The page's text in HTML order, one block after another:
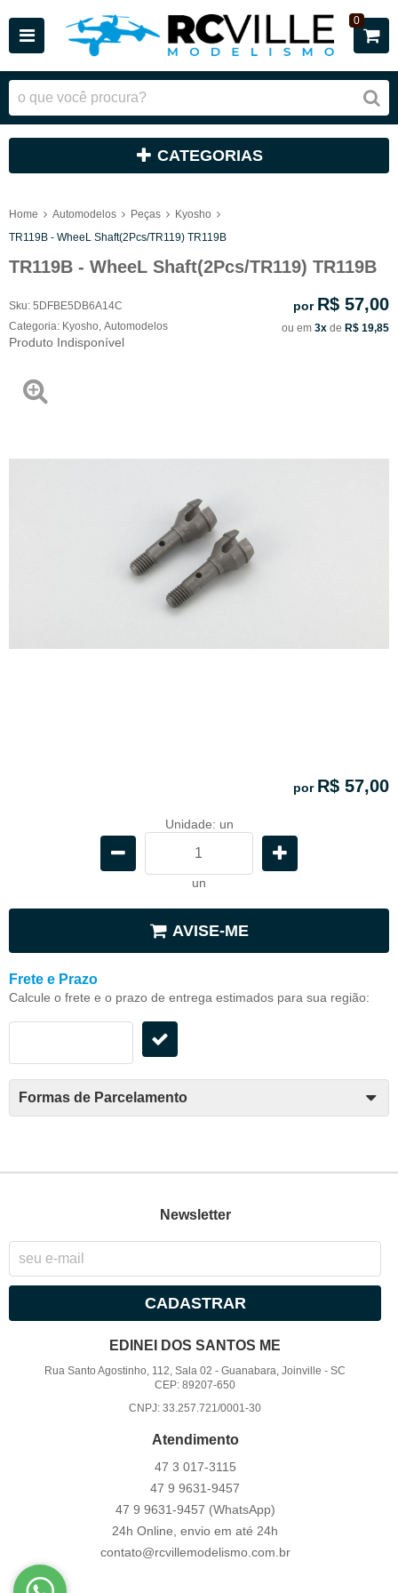
0
CATEGORIAS
Home Automodelos Peças
Kyosho
TR119B - WheeL Shaft(2Pcs/TR119) TR119B
TR119B - WheeL Shaft(2Pcs/TR119) TR119B
Sku: 5DFBE5DB6A14C
Categoria: Kyosho Automodelos
Produto Indisponível
por R$ 57,00
ou em 3x de R$ 19,85
por R$ 57,00
Unidade: un
un
AVISE-ME
Frete e Prazo
Calcule o frete e o prazo de entrega estimados para sua região:
Formas de Parcelamento
Newsletter
CADASTRAR
EDINEI DOS SANTOS ME
Rua Santo Agostinho, 112, Sala 02 -Guanabara, Joinville -SC
CEP: 89207-650
CNPJ: 33.257.721/0001-30
Atendimento
47 3 017-3115
47 9 9631-9457
47 9 9631-9457 (WhatsApp)
24h Online, envio em até 24h
contato@rcvillemodelismo.com.br